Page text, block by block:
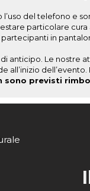
del telefono e
particolare
in
anticipo. Le nostre
all’inizio
sono previsti